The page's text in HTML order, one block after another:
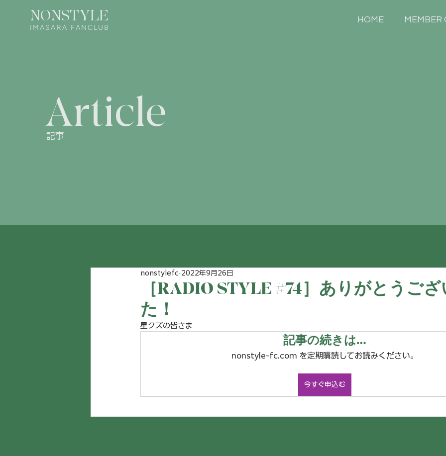
NONSTYLE
IMASARA FANCLUB
HOME MEMBER
Article
記事
［RADIO STYLE #74］ありがとうご
た！
nonstylefc 2022年9月26日
星クズの皆さま
記事の続きは…
nonstyle-fc.com を定期購読してお読みください。
今すぐ申込む